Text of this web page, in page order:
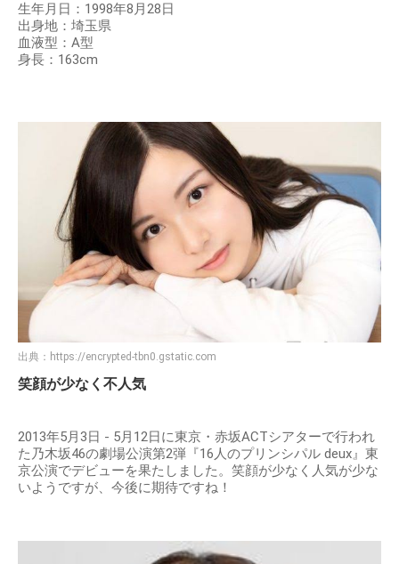
生年月日：1998年8月28日
出身地：埼玉県
血液型：A型
身長：163cm
出典： https://encrypted-tbn0.gstatic.com
笑顔が少なく不人気
2013年5月3日 - 5月12日に東京・赤坂ACTシアターで行われ
た乃木坂46の劇場公演第2弾『16人のプリンシパル deux』東
京公演でデビューを果たしました。笑顔が少なく人気が少な
いようですが、今後に期待ですね！